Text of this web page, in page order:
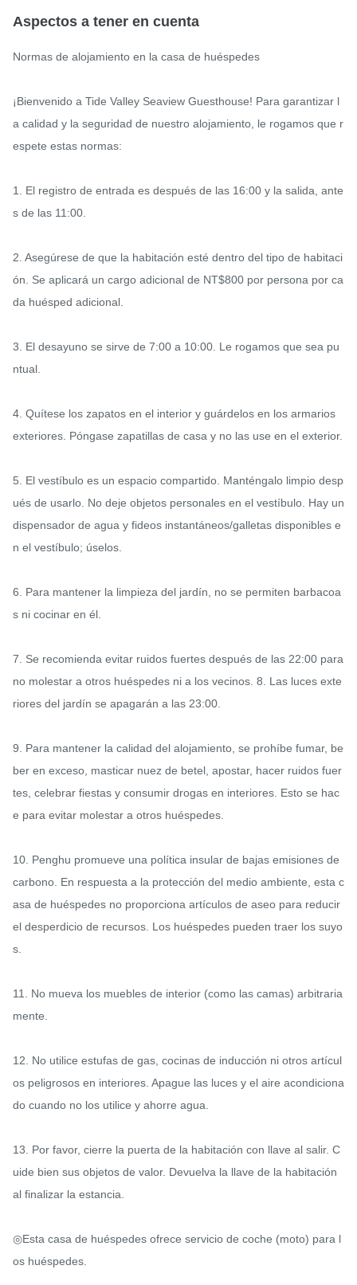
Aspectos a tener en cuenta
Normas de alojamiento en la casa de huéspedes
¡Bienvenido a Tide Valley Seaview Guesthouse! Para garantizar l
a calidad y la seguridad de nuestro alojamiento, le rogamos que r
espete estas normas:
1. El registro de entrada es después de las 16:00 y la salida, ante
s de las 11:00.
2. Asegúrese de que la habitación esté dentro del tipo de habitaci
ón. Se aplicará un cargo adicional de NT$800 por persona por ca
da huésped adicional.
3. El desayuno se sirve de 7:00 a 10:00. Le rogamos que sea pu
ntual.
4. Quítese los zapatos en el interior y guárdelos en los armarios
exteriores. Póngase zapatillas de casa y no las use en el exterior.
5. El vestíbulo es un espacio compartido. Manténgalo limpio desp
ués de usarlo. No deje objetos personales en el vestíbulo. Hay un
dispensador de agua y fideos instantáneos/galletas disponibles e
n el vestíbulo; úselos.
6. Para mantener la limpieza del jardín, no se permiten barbacoa
s ni cocinar en él.
7. Se recomienda evitar ruidos fuertes después de las 22:00 para
no molestar a otros huéspedes ni a los vecinos. 8. Las luces exte
riores del jardín se apagarán a las 23:00.
9. Para mantener la calidad del alojamiento, se prohíbe fumar, be
ber en exceso, masticar nuez de betel, apostar, hacer ruidos fuer
tes, celebrar fiestas y consumir drogas en interiores. Esto se hac
e para evitar molestar a otros huéspedes.
10. Penghu promueve una política insular de bajas emisiones de
carbono. En respuesta a la protección del medio ambiente, esta c
asa de huéspedes no proporciona artículos de aseo para reducir
el desperdicio de recursos. Los huéspedes pueden traer los suyo
s.
11. No mueva los muebles de interior (como las camas) arbitraria
mente.
12. No utilice estufas de gas, cocinas de inducción ni otros artícul
os peligrosos en interiores. Apague las luces y el aire acondiciona
do cuando no los utilice y ahorre agua.
13. Por favor, cierre la puerta de la habitación con llave al salir. C
uide bien sus objetos de valor. Devuelva la llave de la habitación
al finalizar la estancia.
◎Esta casa de huéspedes ofrece servicio de coche (moto) para l
os huéspedes.